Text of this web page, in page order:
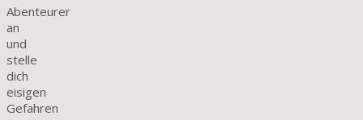
Abenteurer
an
und
stelle
dich
eisigen
Gefahren